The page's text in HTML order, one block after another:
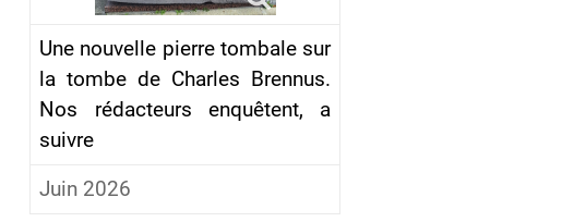
Une nouvelle pierre tombale sur
la tombe de Charles Brennus.
Nos rédacteurs enquêtent, a
suivre
Juin 2026